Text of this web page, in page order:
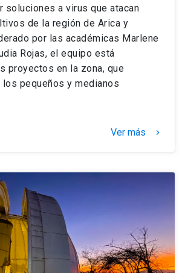
soluciones a virus que atacan
de la región de Arica y
por las académicas Marlene
Rojas, el equipo está
proyectos en la zona, que
los pequeños y medianos
Ver más keyboard_arrow_right